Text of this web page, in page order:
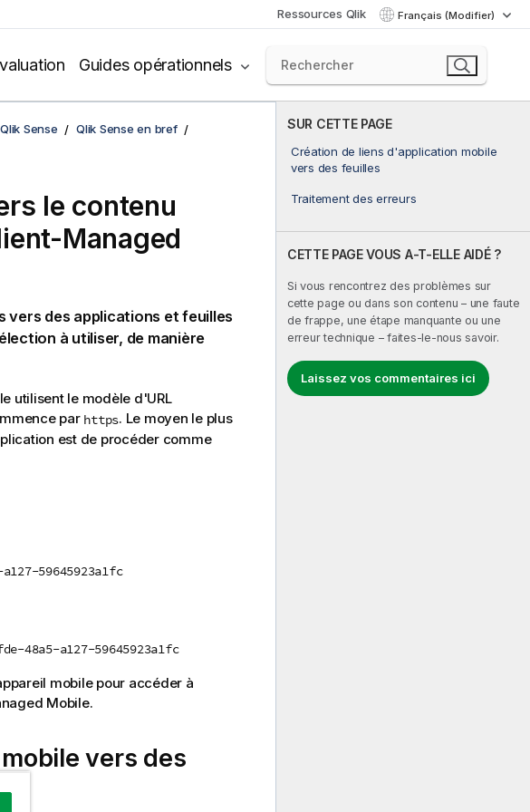
Ressources Qlik Français (Modifier)
Guides opérationnels
SUR CETTE PAGE
Création de liens d'application mobile
vers des feuilles
Traitement des erreurs
CETTE PAGE VOUS A-T-ELLE AIDÉ ?
Si vous rencontrez des problèmes sur
cette page ou dans son contenu – une faute
de frappe, une étape manquante ou une
erreur technique – faites-le-nous savoir.
Laissez vos commentaires ici
Sense
Qlik Sense en bref
le contenu
Managed
vers des applications et feuilles
à utiliser, de manière
utilisent le modèle d'URL
par https. Le moyen le plus
est de procéder comme
59645923a1fc
a127-59645923a1fc
mobile pour accéder à
Mobile.
vers des